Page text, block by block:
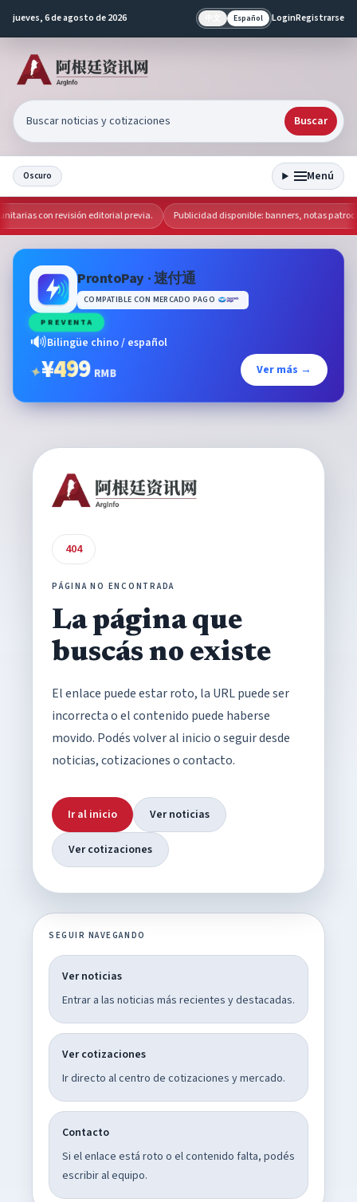
jueves, 6 de agosto de 2026 Español LoginRegistrarse
Buscar
Oscuro Menú
con revisión editorial previa. Publicidad disponible: banners, notas
ProntoPay · 速付通
COMPATIBLE CON MERCADO PAGO
PREVENTA
🔊Bilingüe chino / español
✦¥499 RMB Ver más →
404
PÁGINA NO ENCONTRADA
La página que
buscás no existe
El enlace puede estar roto, la URL puede ser
incorrecta o el contenido puede haberse
movido. Podés volver al inicio o seguir desde
noticias, cotizaciones o contacto.
Ir al inicio Ver noticias
Ver cotizaciones
SEGUIR NAVEGANDO
Ver noticias
Entrar a las noticias más recientes y destacadas.
Ver cotizaciones
Ir directo al centro de cotizaciones y mercado.
Contacto
Si el enlace está roto o el contenido falta, podés
escribir al equipo.